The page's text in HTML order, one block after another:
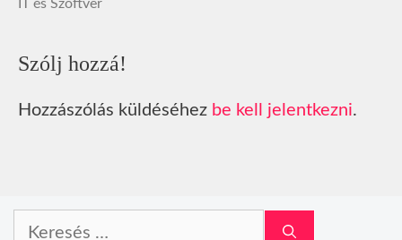
IT és Szoftver
Szólj hozzá!
Hozzászólás küldéséhez be kell jelentkezni.